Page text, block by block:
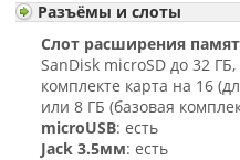
Разъёмы и слоты
Слот расширения
SanDisk microSD до 32 ГБ,
комплекте карта на 16
или 8 ГБ (базовая
microUSB: есть
Jack 3.5мм: есть